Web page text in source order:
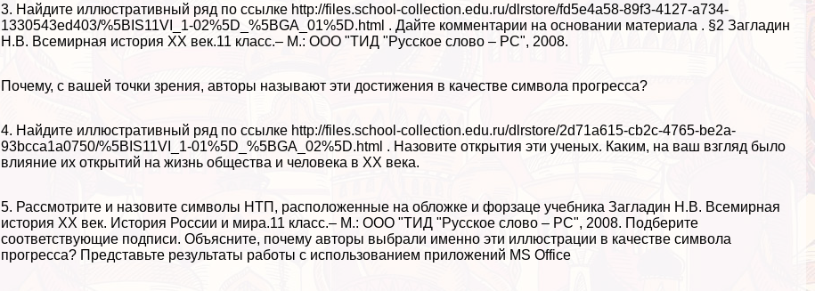
3. Найдите иллюстративный ряд по ссылке http://files.school-collection.edu.ru/dlrstore/fd5e4a58-89f3-4127-a734-
1330543ed403/%5BIS11VI_1-02%5D_%5BGA_01%5D.html . Дайте комментарии на основании материала . §2 Загладин
Н.В. Всемирная история XX век.11 класс.– М.: ООО "ТИД "Русское слово – РС", 2008.
Почему, с вашей точки зрения, авторы называют эти достижения в качестве символа прогресса?
4. Найдите иллюстративный ряд по ссылке http://files.school-collection.edu.ru/dlrstore/2d71a615-cb2c-4765-be2a-
93bcca1a0750/%5BIS11VI_1-01%5D_%5BGA_02%5D.html . Назовите открытия эти ученых. Каким, на ваш взгляд было
влияние их открытий на жизнь общества и человека в XX века.
5. Рассмотрите и назовите символы НТП, расположенные на обложке и форзаце учебника Загладин Н.В. Всемирная
история XX век. История России и мира.11 класс.– М.: ООО "ТИД "Русское слово – РС", 2008. Подберите
соответствующие подписи. Объясните, почему авторы выбрали именно эти иллюстрации в качестве символа
прогресса? Представьте результаты работы с использованием приложений MS Office